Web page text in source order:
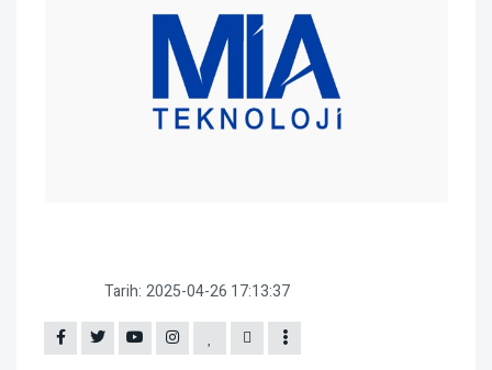
Tarih: 2025-04-26 17:13:37